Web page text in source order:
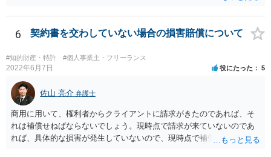
ための加工（一般にいう修理）は、商標権を侵害しません。 商標権者
は、その商品を売ったときに対価を回収しているので、商標権は用い
で、商標権者の預かり知らないところで、販売した商品から別の商品
（コピー品やリメイク品）が作りだされてしまうと、その商品が仮に
酷い品質であれば、商標権者のブランドイメージが傷ついてしまいま
すし、その証商標権者にクレームが来てしまいますので、商標権を侵
害します。その商品が流通すれば商標権（ロゴマーク等）に対する一
般消費者の信頼も害することになります。また、本来商標権者に入る
べき利益が入らないことになります。 修理だけではそのような問題は
生じません。
6 契約書を交わしていない場合の損害賠償について
#知的財産・特許 #個人事業主・フリーランス
2022年6月7日 役にたった 5
佐山 亮介 弁護士
商用に用いて、権利者からクライアントに請求がきたのであれば、そ
れは補償せねばならないでしょう。現時点で請求が来ていないのであ
れば、具体的な損害が発生していないので、現時点で補償の必要はあ